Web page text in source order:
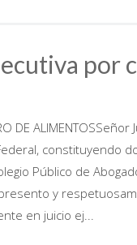
por
DE
constituyendo
Público de
y
en juicio ej...